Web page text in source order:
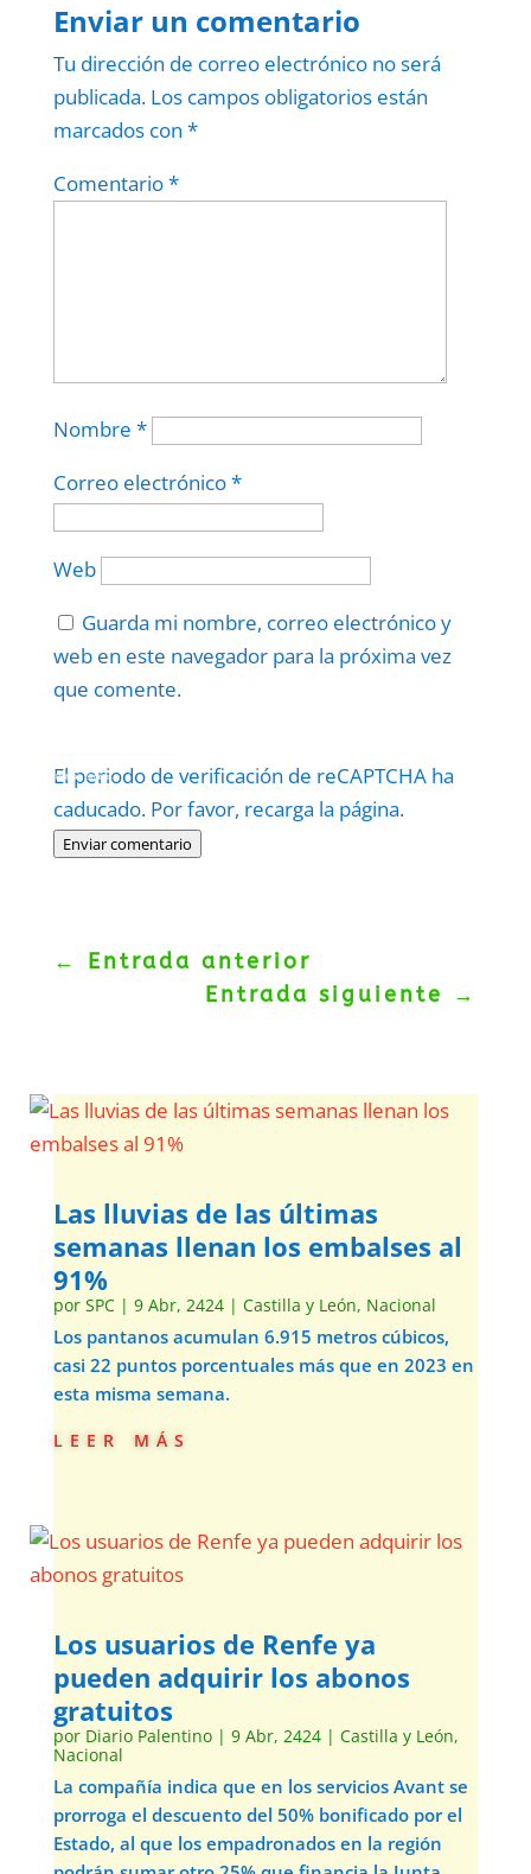
Enviar un comentario
Tu dirección de correo electrónico no será
publicada. Los campos obligatorios están
marcados con *
Comentario*
Nombre *
Correo electrónico*
Web
Guarda mi nombre, correo electrónico y
web en este navegador para la próxima vez
que comente.
El periodo de verificación de reCAPTCHA ha
caducado. Por favor, recarga la página.
Enviar comentario
Politica–Términos.
← Entrada anterior
Entrada siguiente
→
Las lluvias de las últimas
semanas llenan los embalses al
91%
por SPC| 9 Abr, 2424| Castilla y León, Nacional
Los pantanos acumulan 6.915 metros cúbicos,
casi 22 puntos porcentuales más que en 2023 en
esta misma semana.
leer más
Los usuarios de Renfe ya
pueden adquirir los abonos
gratuitos
por Diario Palentino| 9 Abr, 2424| Castilla y León,
Nacional
La compañía indica que en los servicios Avant se
prorroga el descuento del 50% bonificado por el
Estado, al que los empadronados en la región